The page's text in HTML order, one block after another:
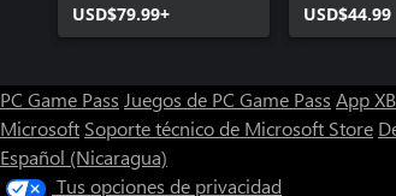
Windows Edition
USD$79.99+
USD$44.99
PC Game Pass Juegos de PC Game Pass App
Microsoft Soporte técnico de Microsoft Store
Español (Nicaragua)
Tus opciones de privacidad